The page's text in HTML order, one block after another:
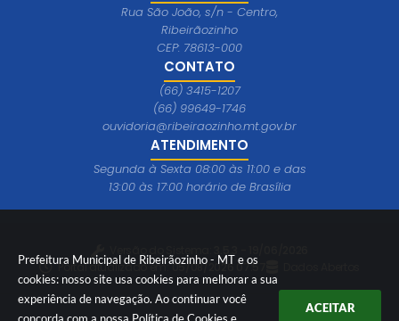
Prefeitura Municipal de Ribeirãozinho - MT e os
cookies: nosso site usa cookies para melhorar a sua
experiência de navegação. Ao continuar você
ACEITAR
Rua São João, s/n - Centro,
Ribeirãozinho
CEP: 78613-000
CONTATO
(66) 3415-1207
(66) 99649-1746
ouvidoria@ribeiraozinho.mt.gov.br
ATENDIMENTO
Segunda à Sexta 08:00 às 11:00 e das
13:00 às 17:00 horário de Brasília
Portal atualizado em:05/08/2026 07:57